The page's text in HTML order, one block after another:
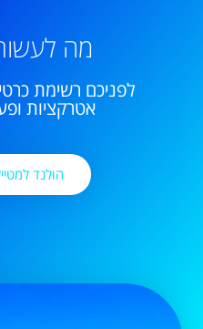
מה
לפניכם רשימת
אטרקציות
הולנד